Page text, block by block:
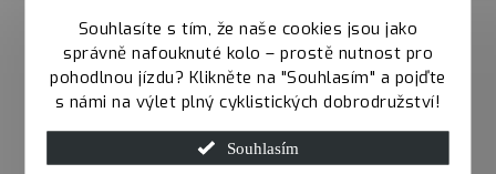
Souhlasíte s tím, že naše cookies jsou jako
správně nafouknuté kolo – prostě nutnost pro
pohodlnou jízdu? Klikněte na "Souhlasím" a pojďte
s námi na výlet plný cyklistických dobrodružství!
Souhlasím
kolo štěstí se musí alespoň jednou otočit
o 360°
slevy se nesčítají z aktuálními slevami